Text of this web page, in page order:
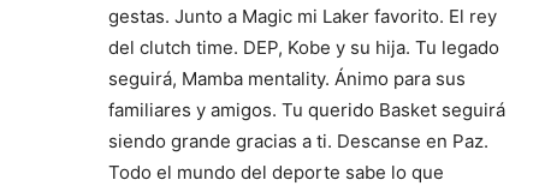
gestas. Junto a Magic mi Laker favorito. El rey
del clutch time. DEP, Kobe y su hija. Tu legado
seguirá, Mamba mentality. Ánimo para sus
familiares y amigos. Tu querido Basket seguirá
siendo grande gracias a ti. Descanse en Paz.
Todo el mundo del deporte sabe lo que